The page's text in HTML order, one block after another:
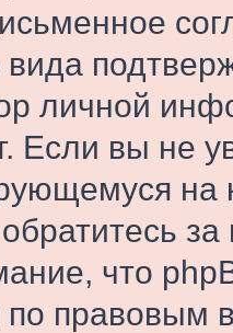
личной
Если вы не
что
правовым